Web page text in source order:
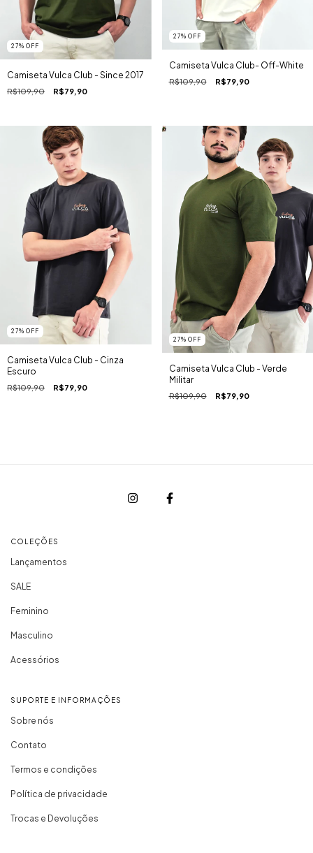
27% OFF
Camiseta Vulca Club - Since 2017
R$109,90 R$79,90
27% OFF
Camiseta Vulca Club- Off-White
R$109,90 R$79,90
27% OFF
Camiseta Vulca Club - Cinza
Escuro
R$109,90 R$79,90
27% OFF
Camiseta Vulca Club - Verde
Militar
R$109,90 R$79,90
COLEÇÕES
Lançamentos
SALE
Feminino
Masculino
Acessórios
SUPORTE E INFORMAÇÕES
Sobre nós
Contato
Termos e condições
Política de privacidade
Trocas e Devoluções